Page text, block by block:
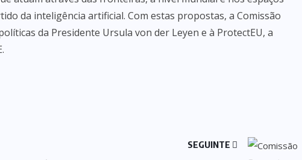
da inteligência artificial. Com estas propostas, a Comissão
da Presidente Ursula von der Leyen e à ProtectEU, a
SEGUINTE